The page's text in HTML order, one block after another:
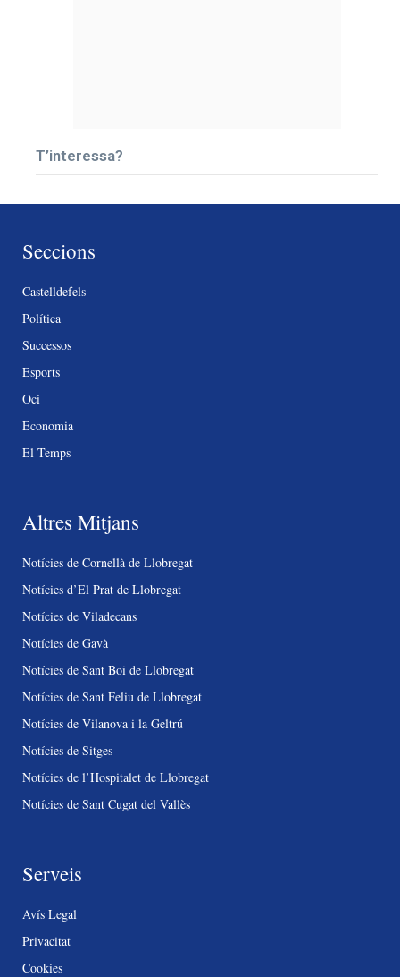
T’interessa?
Seccions
Castelldefels
Política
Successos
Esports
Oci
Economia
El Temps
Altres Mitjans
Notícies de Cornellà de Llobregat
Notícies d’El Prat de Llobregat
Notícies de Viladecans
Notícies de Gavà
Notícies de Sant Boi de Llobregat
Notícies de Sant Feliu de Llobregat
Notícies de Vilanova i la Geltrú
Notícies de Sitges
Notícies de l’Hospitalet de Llobregat
Notícies de Sant Cugat del Vallès
Serveis
Avís Legal
Privacitat
Cookies